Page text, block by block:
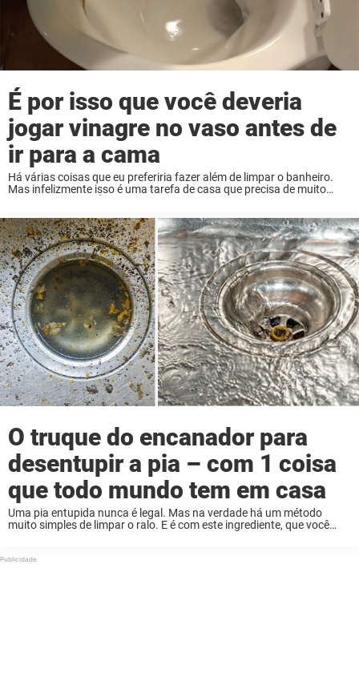
É por isso que você deveria
jogar vinagre no vaso antes de
ir para a cama
Há várias coisas que eu preferiria fazer além de limpar o banheiro.
Mas infelizmente isso é uma tarefa de casa que precisa de muito
O truque do encanador para
desentupir a pia – com 1 coisa
que todo mundo tem em casa
Uma pia entupida nunca é legal. Mas na verdade há um método
muito simples de limpar o ralo. E é com este ingrediente, que você